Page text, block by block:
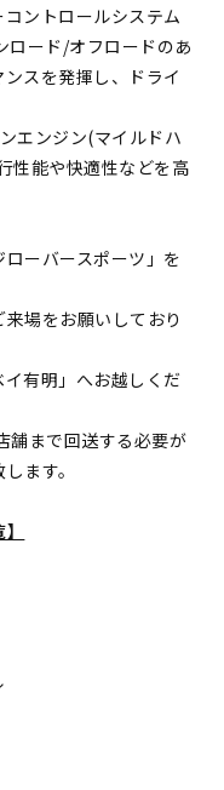
ントロールシステム
ロード/オフロードのあ
スを発揮し、ドライ
エンジン(マイルドハ
性能や快適性などを高
ーバースポーツ」を
場をお願いしており
有明」へお越しくだ
舗まで回送する必要が
ます。